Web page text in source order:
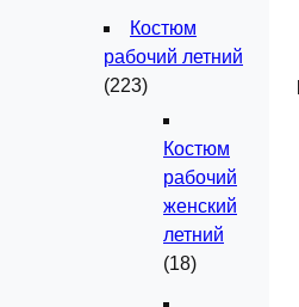
Костюм
рабочий летний
(223)
Костюм
рабочий
женский
летний
(18)